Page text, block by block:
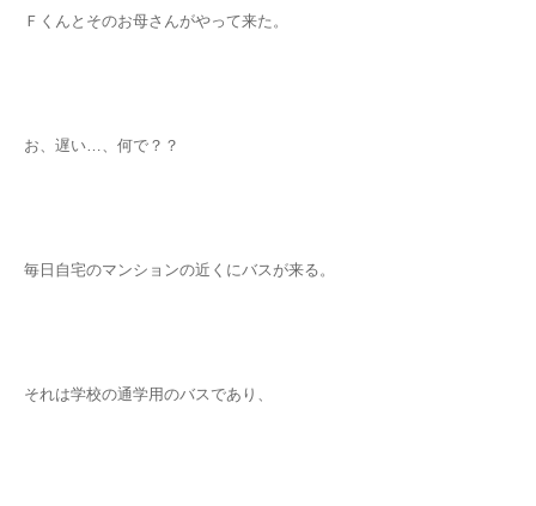
Ｆくんとそのお母さんがやって来た。
お、遅い…、何で？？
毎日自宅のマンションの近くにバスが来る。
それは学校の通学用のバスであり、